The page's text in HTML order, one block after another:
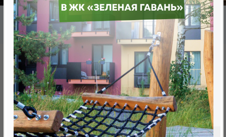
Главная
База новостроек Минска
Бизнес-апартаменты "Минск Мир"
24.2.3 Андромеда квартала Звездный
24.2.3 Андромеда квартала
Звездный
от 0 BYN (0 USD)
Минск, Октябрьский, ул. Старый Аэропорт
метро «Ковальская Слобода», 440 м